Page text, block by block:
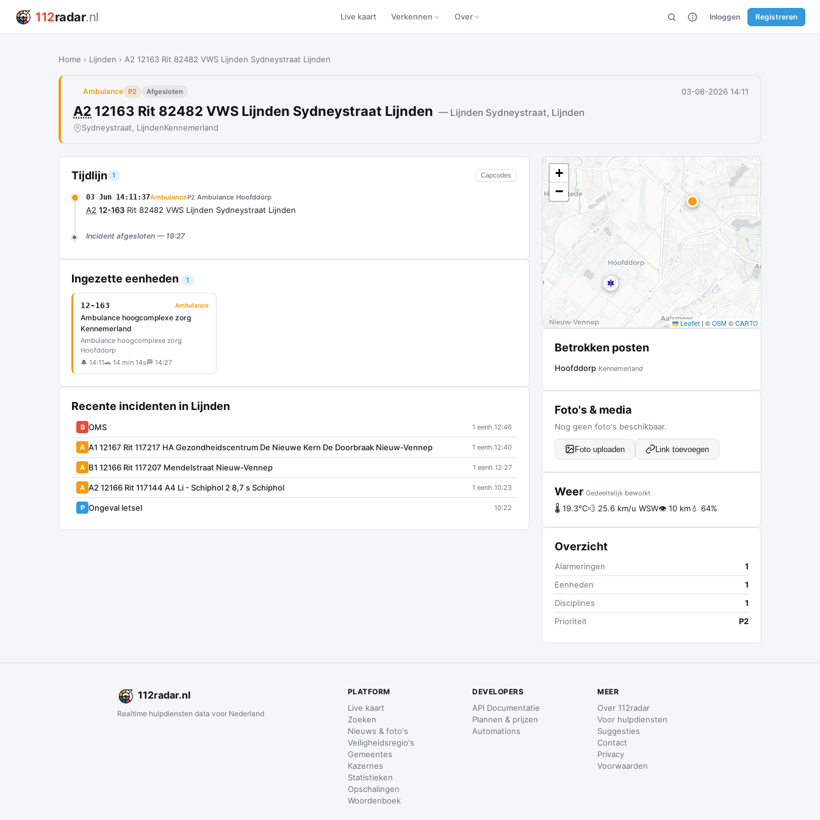
112radar.nl Live kaart Verkennen Over Inloggen Registreren
Home › Lijnden › A2 12163 Rit 82482 VWS Lijnden Sydneystraat Lijnden
Ambulance P2 Afgesloten 03-06-2026 14:11
A2 12163 Rit 82482 VWS Lijnden Sydneystraat Lijnden — Lijnden Sydneystraat, Lijnden
Sydneystraat, LijndenKennemerland
Tijdlijn 1 Capcodes
03 Jun 14:11:37AmbulanceP2 Ambulance Hoofddorp
A2 12-163 Rit 82482 VWS Lijnden Sydneystraat Lijnden
Incident afgesloten — 19:27
Ingezette eenheden 1
12-163 Ambulance
Ambulance hoogcomplexe zorg
Kennemerland
Ambulance hoogcomplexe zorg
Hoofddorp
🔔 14:11🚗 14 min 14s 🏁 14:27
Recente incidenten in Lijnden
B OMS 1 eenh.12:46
A A1 12167 Rit 117217 HA Gezondheidscentrum De Nieuwe Kern De Doorbraak Nieuw-Vennep 1 eenh.12:40
A B1 12166 Rit 117207 Mendelstraat Nieuw-Vennep 1 eenh.12:27
A A2 12166 Rit 117144 A4 Li - Schiphol 2 8,7 s Schiphol 1 eenh.10:23
P Ongeval letsel 10:22
+
−
Leaflet | © OSM © CARTO
Betrokken posten
Hoofddorp Kennemerland
Foto's & media
Nog geen foto's beschikbaar.
Foto uploaden Link toevoegen
Weer Gedeeltelijk bewolkt
🌡 19.3°C💨 25.6 km/u WSW👁 10 km💧 64%
Overzicht
Alarmeringen
1
Eenheden
1
Disciplines
1
Prioriteit
P2
112radar.nl
Realtime hulpdiensten data voor Nederland
PLATFORM
Live kaart
Zoeken
Nieuws & foto's
Veiligheidsregio's
Gemeentes
Kazernes
Statistieken
Opschalingen
Woordenboek
DEVELOPERS
API Documentatie
Plannen & prijzen
Automations
MEER
Over 112radar
Voor hulpdiensten
Suggesties
Contact
Privacy
Voorwaarden